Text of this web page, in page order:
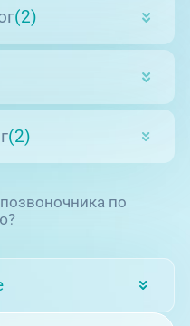
(2)
(2)
по